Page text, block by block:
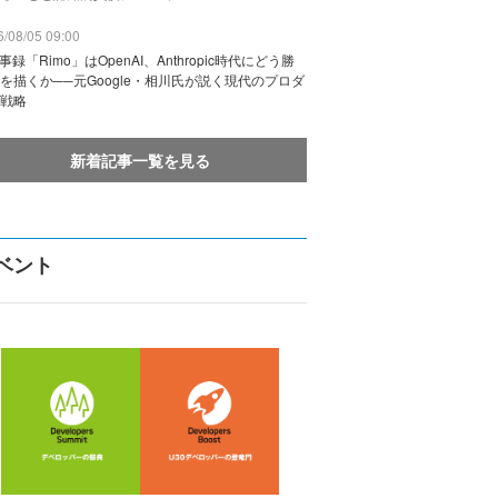
08/05 09:00
録「Rimo」はOpenAI、Anthropic時代にどう勝
描くか──元Google・相川氏が説く現代のプロダ
略
新着記事一覧を見る
ント